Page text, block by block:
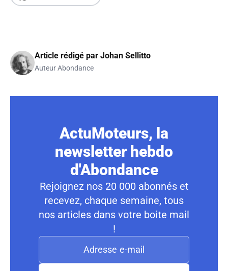
Article rédigé par Johan Sellitto
Auteur Abondance
ActuMoteurs, la
newsletter hebdo
d'Abondance
Rejoignez nos 20 000 abonnés et
recevez, chaque semaine, tous
nos articles dans votre boite mail
!